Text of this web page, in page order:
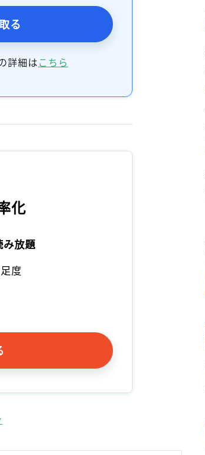
る
詳細はこちら
化
み放題
度
インが必要です
会員登録